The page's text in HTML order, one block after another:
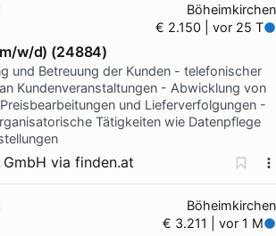
Böheimkirchen
€ 2.150 | vor 25 T
w/d) (24884)
und Betreuung der Kunden - telefonischer
Kundenveranstaltungen - Abwicklung von
und Lieferverfolgungen -
Tätigkeiten wie Datenpflege
GmbH via finden.at
Böheimkirchen
€ 3.211 | vor 1 M